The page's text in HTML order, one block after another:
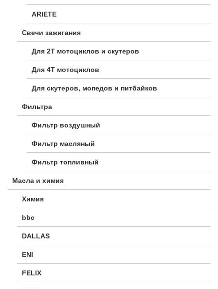
ARIETE
Свечи зажигания
Для 2Т мотоциклов и скутеров
Для 4Т мотоциклов
Для скутеров, мопедов и питбайков
Фильтра
Фильтр воздушный
Фильтр масляный
Фильтр топливный
Масла и химия
Химия
bbc
DALLAS
ENI
FELIX